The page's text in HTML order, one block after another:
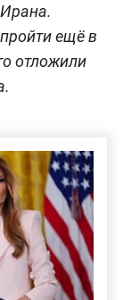
ещё в
отложили